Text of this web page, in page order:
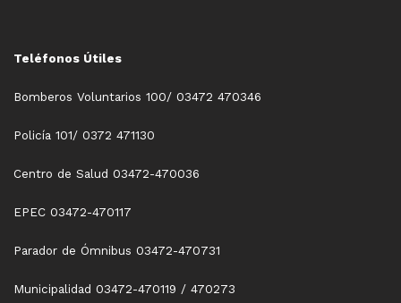
Teléfonos Útiles
Bomberos Voluntarios 100/ 03472 470346
Policía 101/ 0372 471130
Centro de Salud 03472-470036
EPEC 03472-470117
Parador de Ómnibus 03472-470731
Municipalidad 03472-470119 / 470273